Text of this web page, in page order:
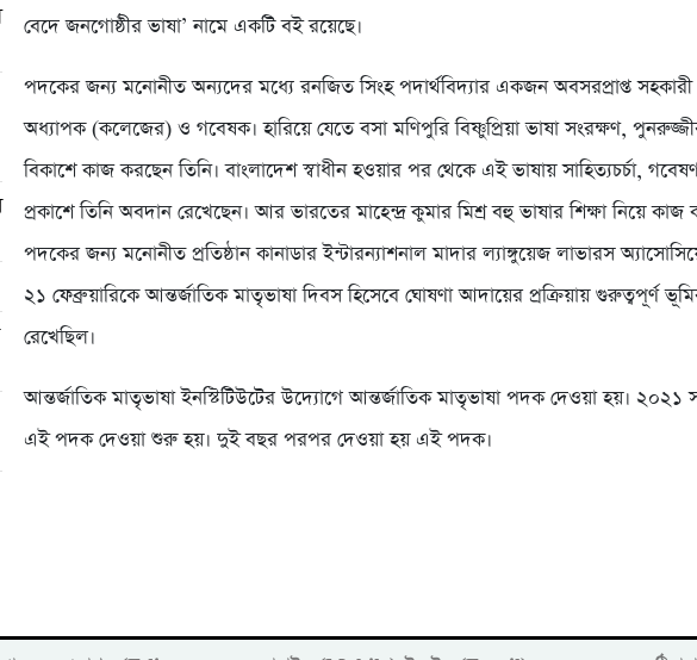
বেদে জনগোষ্ঠীর ভাষা’ নামে একটি বই রয়েছে।
পদকের জন্য মনোনীত অন্যদের মধ্যে রনজিত সিংহ পদার্থবিদ্যার একজন অবসরপ্রাপ্ত সহকারী
অধ্যাপক (কলেজের) ও গবেষক। হারিয়ে যেতে বসা মণিপুরি বিষ্ণুপ্রিয়া ভাষা সংরক্ষণ,
বিকাশে কাজ করছেন তিনি। বাংলাদেশ স্বাধীন হওয়ার পর থেকে এই ভাষায় সাহিত্যচর্চা,
প্রকাশে তিনি অবদান রেখেছেন। আর ভারতের মাহেন্দ্র কুমার মিশ্র বহু ভাষার শিক্ষা নিয়ে কাজ
পদকের জন্য মনোনীত প্রতিষ্ঠান কানাডার ইন্টারন্যাশনাল মাদার ল্যাঙ্গুয়েজ লাভারস
২১ ফেব্রুয়ারিকে আন্তর্জাতিক মাতৃভাষা দিবস হিসেবে ঘোষণা আদায়ের প্রক্রিয়ায় গুরুত্বপূর্ণ
রেখেছিল।
আন্তর্জাতিক মাতৃভাষা ইনস্টিটিউটের উদ্যোগে আন্তর্জাতিক মাতৃভাষা পদক দেওয়া হয়। ২০২১
এই পদক দেওয়া শুরু হয়। দুই বছর পরপর দেওয়া হয় এই পদক।